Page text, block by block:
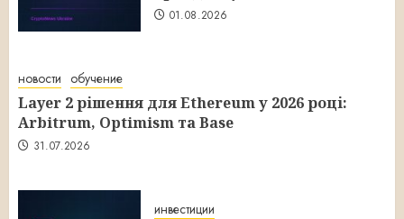
01.08.2026
новости обучение
Layer 2 рішення для Ethereum у 2026 році:
Arbitrum, Optimism та Base
31.07.2026
инвестиции